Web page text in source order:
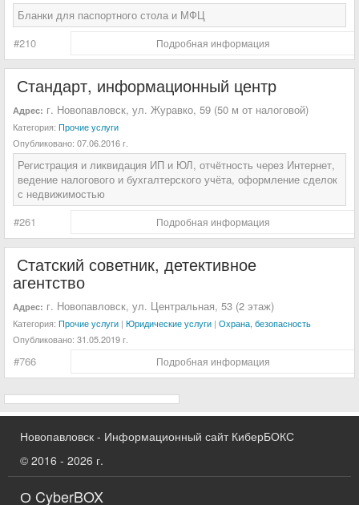
#210
Бланки для паспортного стола и МФЦ
Подробная информация
Стандарт, информационный центр
#261
Адрес: г. Новопавловск, ул. Журавко, 59 (50 м от налоговой)
Категория: Прочие услуги
Опубликовано: 07.06.2016 г.
Регистрация и ликвидация ИП и ЮЛ, отчётность через Интернет,
ведение налогового и бухгалтерского учёта, оформление сделок
с недвижимостью
Подробная информация
Статский советник, детективное
агентство
#766
Адрес: г. Новопавловск, ул. Центральная, 53 (2 этаж)
Категория: Прочие услуги | Юридические услуги | Охрана, безопасность
Опубликовано: 31.05.2019 г.
Подробная информация
Новопавловск - Информационный сайт КиберБОКС
© 2016 - 2026 г.
О CyberBOX